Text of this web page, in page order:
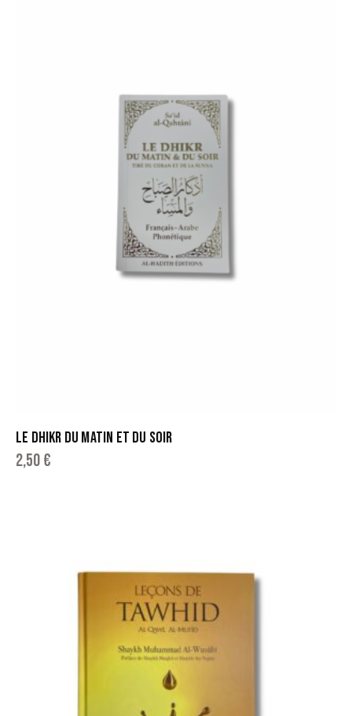
LE DHIKR DU MATIN ET DU SOIR
2,50€